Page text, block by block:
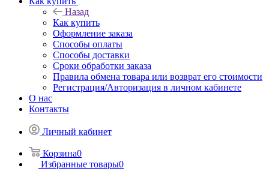
Назад
Как купить
Оформление заказа
Способы оплаты
Способы доставки
Сроки обработки заказа
Правила обмена товара или возврат его стоимости
Регистрация/Авторизация в личном кабинете
О нас
Контакты
Личный кабинет
Корзина0
Избранные товары0